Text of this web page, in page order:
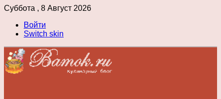
Суббота , 8 Август 2026
Войти
Switch skin